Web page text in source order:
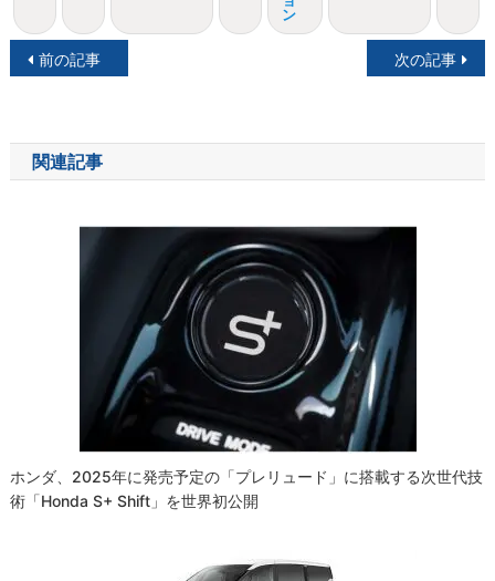
ン
投
ナ
ビ
前の記事 次の記事
関連記事
ホンダ、2025年に発売予定の「プレリュード」に搭載する次世代技
術「Honda S+ Shift」を世界初公開